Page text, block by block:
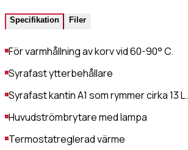
Specifikation Filer
För varmhållning av korv vid 60-90° C.
Syrafast ytterbehållare
Syrafast kantin A1 som rymmer cirka 13 L.
Huvudströmbrytare med lampa
Termostatreglerad värme